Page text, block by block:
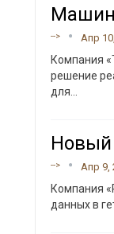
--> Апр
Компания
решение
для
Новый
--> Апр 9,
Компания
данных в